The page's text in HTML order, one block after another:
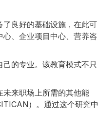
良好的基础设施，在此可
、企业项目中心、营养咨
的专业。该教育模式不只
来职场上所需的其他能
）。通过这个研究中